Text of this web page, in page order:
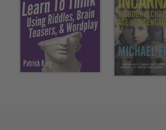
homilies, interviews, classes,
well as excerpts from his
Editing these works into a
guide to the Christian life, Drs.
Laird memorialize his popular
listening to Nouwen&#39;s